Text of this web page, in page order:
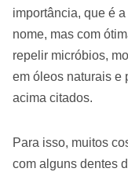
importância, que é
nome, mas com
repelir micróbios,
em óleos naturais e
acima citados.
Para isso, muitos
com alguns dentes